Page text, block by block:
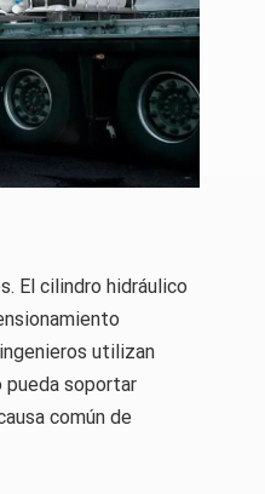
El cilindro hidráulico
utilizan
pueda soportar
común de